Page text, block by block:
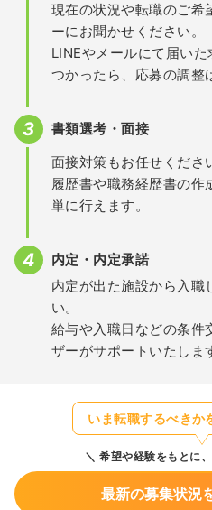
現在の状況や転職のご希
ーにお聞かせください。
LINEやメールにて届い
つかったら、応募の調整
書類選考・面接
面接対策もお任せくださ
履歴書や職務経歴書の作
単に行えます。
内定・内定承諾
内定が出た施設から入職
い。
給与や入職日などの条件
ザーがサポートいたしま
いま転職するべきか
希望や経験をもとに
最新の募集状況